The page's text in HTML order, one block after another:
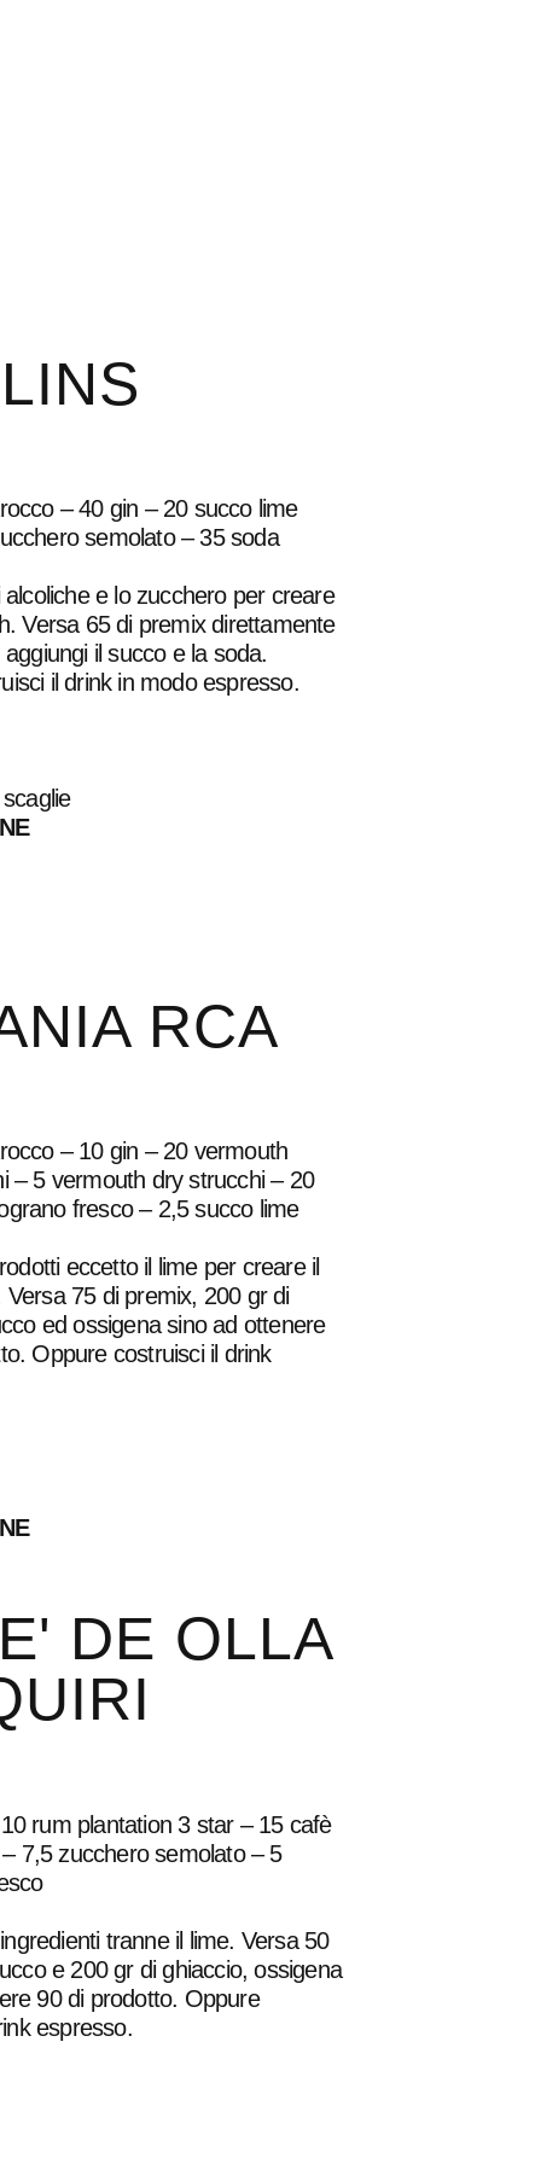
– 40 gin – 20 succo lime
semolato – 35 soda
e lo zucchero per creare
Versa 65 di premix direttamente
il succo e la soda.
il drink in modo espresso.
RCA
– 10 gin – 20 vermouth
– 5 vermouth dry strucchi – 20
fresco – 2,5 succo lime
eccetto il lime per creare il
75 di premix, 200 gr di
ed ossigena sino ad ottenere
Oppure costruisci il drink
DE OLLA
rum plantation 3 star – 15 cafè
7,5 zucchero semolato – 5
tranne il lime. Versa 50
e 200 gr di ghiaccio, ossigena
90 di prodotto. Oppure
espresso.